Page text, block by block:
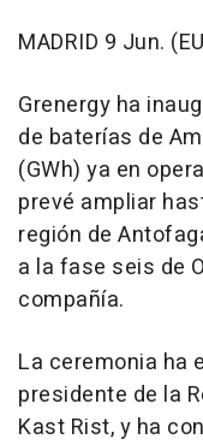
MADRID 9 Jun.
Grenergy ha
de baterías de
(GWh) ya en
prevé ampliar
región de
a la fase seis de
compañía.
La ceremonia ha
presidente de la
Kast Rist, y ha